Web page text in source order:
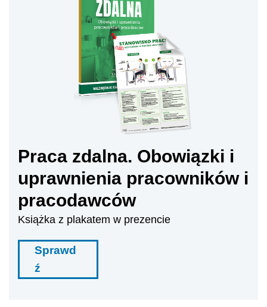
Praca zdalna. Obowiązki i
uprawnienia pracowników i
pracodawców
Książka z plakatem w prezencie
Sprawd
ź